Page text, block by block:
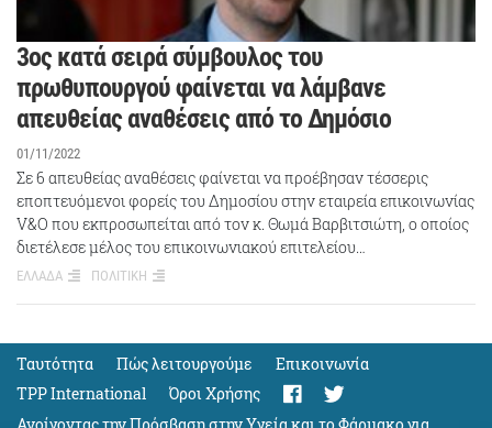
3ος κατά σειρά σύμβουλος του
πρωθυπουργού φαίνεται να λάμβανε
απευθείας αναθέσεις από το Δημόσιο
01/11/2022
Σε 6 απευθείας αναθέσεις φαίνεται να προέβησαν τέσσερις
εποπτευόμενοι φορείς του Δημοσίου στην εταιρεία επικοινωνίας
V&O που εκπροσωπείται από τον κ. Θωμά Βαρβιτσιώτη, ο οποίος
διετέλεσε μέλος του επικοινωνιακού επιτελείου…
ΕΛΛΑΔΑ ΠΟΛΙΤΙΚΗ
Ταυτότητα Πώς λειτουργούμε
Eπικοινωνία
TPP International
Όροι Χρήσης